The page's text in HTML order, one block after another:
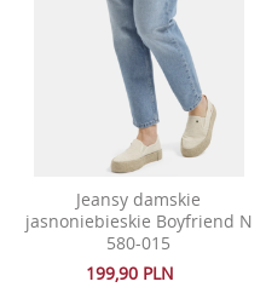
Jeansy damskie
jasnoniebieskie Boyfriend N
580-015
199,90 PLN